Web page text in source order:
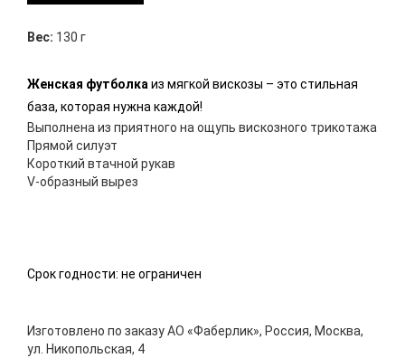
Вес: 130 г
Женская футболкаиз мягкой вискозы – это стильная
база, которая нужна каждой!
Выполнена из приятного на ощупь вискозного трикотажа
Прямой силуэт
Короткий втачной рукав
V-образный вырез
Срок годности: не ограничен
Изготовлено по заказу АО «Фаберлик», Россия, Москва,
ул. Никопольская, 4